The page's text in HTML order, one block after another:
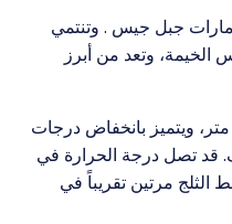
جبل جيس . وتنتمي
وتعد من أبرز
ويبلغ ارتفاع قمة جبل جيس 1900 متر، ويتميز بانخفاض درجات
قد تصل درجة الحرارة في
الثلج مرتين تقريباً في